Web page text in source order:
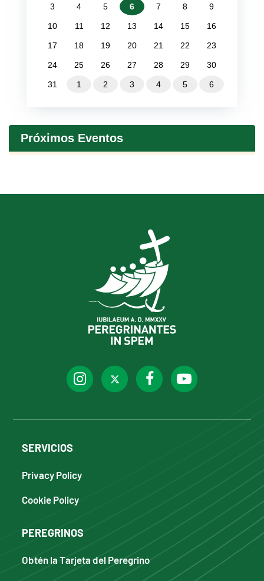
3 4 5 6 7 8 9
10 11 12 13 14 15 16
17 18 19 20 21 22 23
24 25 26 27 28 29 30
31 1 2 3 4 5 6
Próximos Eventos
SERVICIOS
Privacy Policy
Cookie Policy
PEREGRINOS
Obtén la Tarjeta del Peregrino